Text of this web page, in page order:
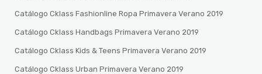
Catálogo Cklass Fashionline Ropa Primavera Verano 2019
Catálogo Cklass Handbags Primavera Verano 2019
Catálogo Cklass Kids & Teens Primavera Verano 2019
Catálogo Cklass Urban Primavera Verano 2019